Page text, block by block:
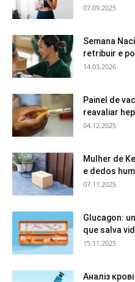
07.09.2025
Semana
retribuir e
14.03.2026
Painel de
reavaliar
04.12.2025
Mulher de
e dedos
07.11.2025
Glucagon:
que salva
15.11.2025
Аналіз